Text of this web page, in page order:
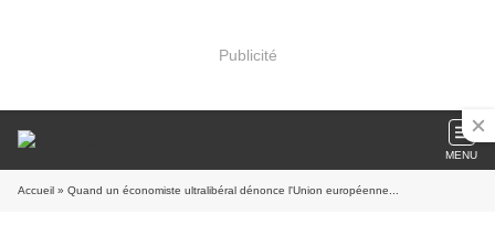
Publicité
MENU
Accueil » Quand un économiste ultralibéral dénonce l'Union européenne...